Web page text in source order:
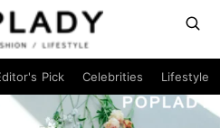
Pick Celebrities Lifestyle